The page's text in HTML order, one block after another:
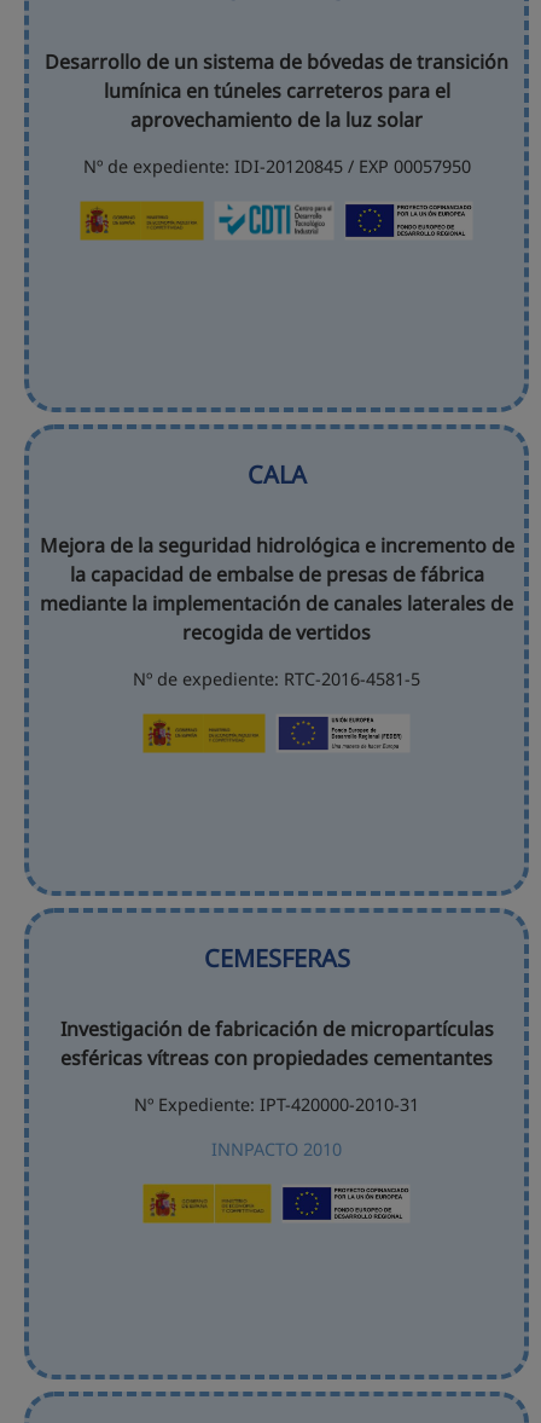
Desarrollo de un sistema de bóvedas de transición
lumínica en túneles carreteros para el
aprovechamiento de la luz solar
Nº de expediente: IDI-20120845 / EXP 00057950
CALA
Mejora de la seguridad hidrológica e incremento de
la capacidad de embalse de presas de fábrica
mediante la implementación de canales laterales de
recogida de vertidos
Nº de expediente: RTC-2016-4581-5
CEMESFERAS
Investigación de fabricación de micropartículas
esféricas vítreas con propiedades cementantes
Nº Expediente: IPT-420000-2010-31
INNPACTO 2010